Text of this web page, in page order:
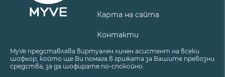
Карта на сайта
Контакти
MyVe представлява виртуален личен асистент на всеки
шофьор, който ще Ви помага в грижата за Вашите превозни
средства, за да шофирате по-спокойно.